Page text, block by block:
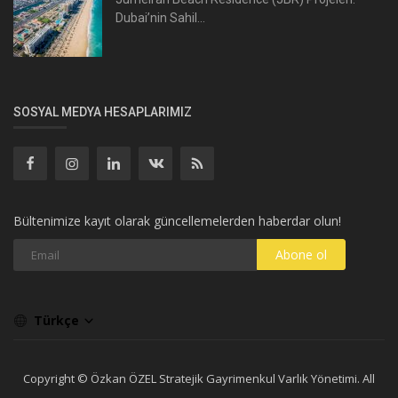
Dubai’nin Sahil...
SOSYAL MEDYA HESAPLARIMIZ
Bültenimize kayıt olarak güncellemelerden haberdar olun!
Abone ol
Türkçe
Copyright © Özkan ÖZEL Stratejik Gayrimenkul Varlık Yönetimi. All